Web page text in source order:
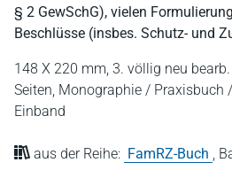
§ 2 GewSchG), vielen
Beschlüsse (insbes. Schutz- und
148 X 220 mm, 3. völlig neu
Seiten, Monographie / Praxisbuch
Einband
aus der Reihe: FamRZ-Buch ,